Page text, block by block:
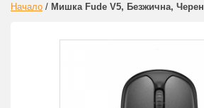
Начало / Мишка Fude V5, Безжична, Черен